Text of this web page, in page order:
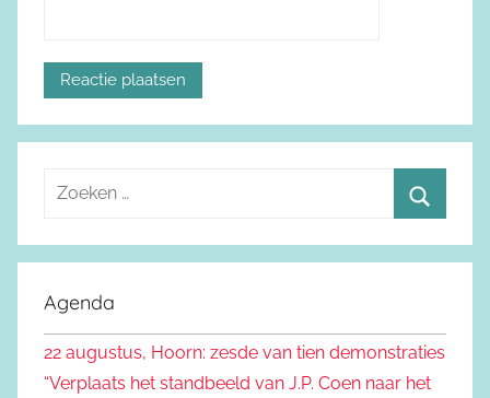
e
e
n
o
e
n
Agenda
22 augustus, Hoorn: zesde van tien demonstraties
“Verplaats het standbeeld van J.P. Coen naar het